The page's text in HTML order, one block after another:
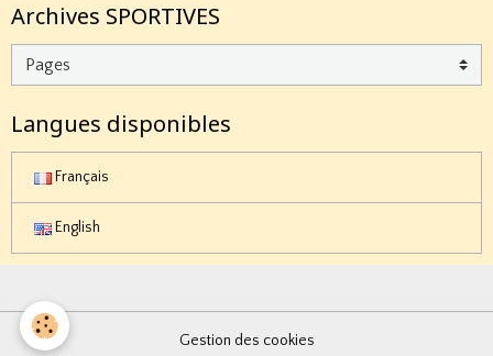
Archives SPORTIVES
Langues disponibles
Français
English
Gestion des cookies